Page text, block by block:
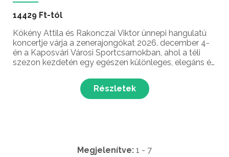
14429 Ft-tól
Kökény Attila és Rakonczai Viktor ünnepi hangulatú
koncertje várja a zenerajongókat 2026. december 4-
én a Kaposvári Városi Sportcsarnokban, ahol a téli
szezon kezdetén egy egészen különleges, elegáns és
bársonyos hangú énekes és a virtuóz zongorista-
Részletek
Megjelenítve: 1 - 7